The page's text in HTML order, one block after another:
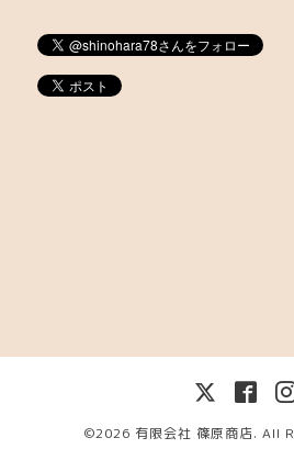
©2026 有限会社 篠原商店. All